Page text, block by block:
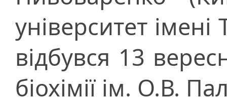
університет
відбувся 13
біохімії ім. О.В.